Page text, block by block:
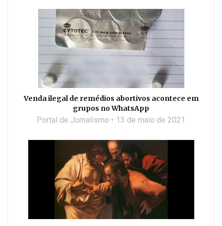
Venda ilegal de remédios abortivos acontece em
grupos no WhatsApp
Portal de Jornalismo 13 de maio de 2021